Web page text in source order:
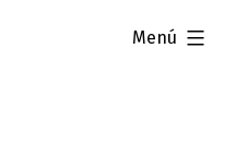
Menú
ampliado